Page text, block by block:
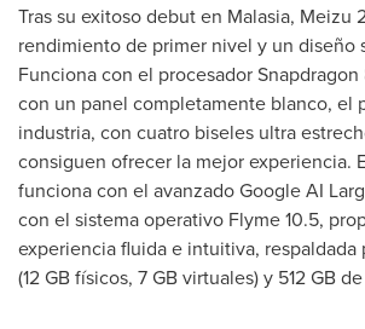
Tras su exitoso debut en Malasia, Meizu
rendimiento de primer nivel y un diseño
Funciona con el procesador
con un panel completamente blanco, el
industria, con cuatro biseles ultra
consiguen ofrecer la mejor experiencia.
funciona con el avanzado Google AI
con el sistema operativo Flyme 10.5,
experiencia fluida e intuitiva, respaldada
(12 GB físicos, 7 GB virtuales) y 512 GB